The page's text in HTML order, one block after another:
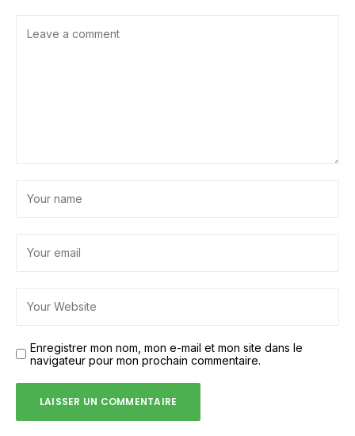
Enregistrer mon nom, mon e-mail et mon site dans le
navigateur pour mon prochain commentaire.